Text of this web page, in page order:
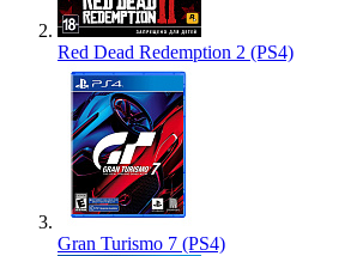
Red Dead Redemption 2 (PS4)
Gran Turismo 7 (PS4)